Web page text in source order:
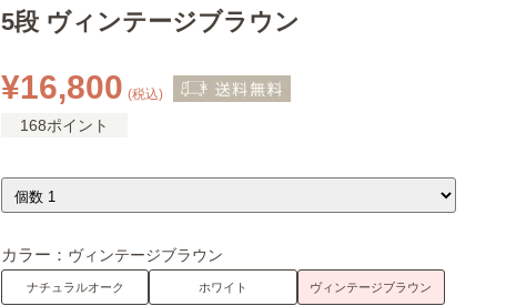
5段 ヴィンテージブラウン
¥16,800 (税込)
168ポイント
カラー： ヴィンテージブラウン
ナチュラルオーク ホワイト ヴィンテージブラウン